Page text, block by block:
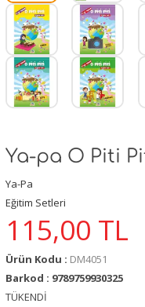
Ya-pa O Piti
Ya-Pa
Eğitim Setleri
115,00 TL
Ürün Kodu : DM4051
Barkod : 9789759930325
TÜKENDİ